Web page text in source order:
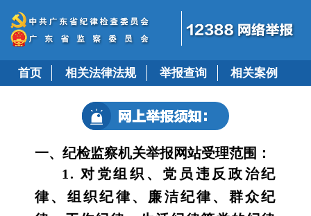
首页 相关法律法规 举报查询 相关案例
一、纪检监察机关举报网站受理范围：
1. 对党组织、党员违反政治纪
律、组织纪律、廉洁纪律、群众纪